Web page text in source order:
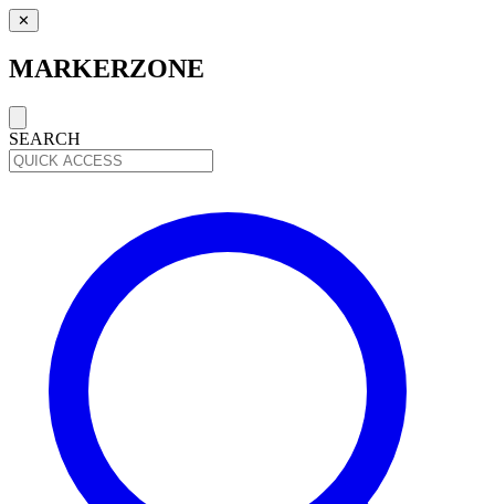
✕
MARKERZONE
SEARCH